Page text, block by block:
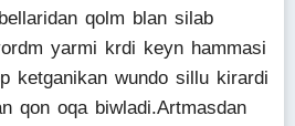
qolm blan silab
yarmi krdi keyn hammasi
ketganikan wundo sillu kirardi
qon oqa biwladi.Artmasdan